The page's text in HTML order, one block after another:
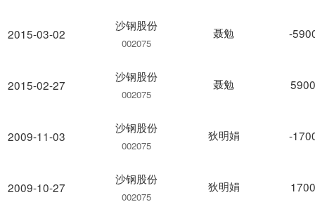
2015-03-02
2015-02-27
2009-11-03
2009-10-27
沙钢股份
002075
聂勉 -
沙钢股份
002075
聂勉
沙钢股份
002075
狄明娟 -
沙钢股份
002075
狄明娟